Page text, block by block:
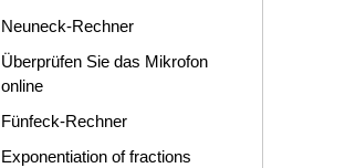
Neuneck-Rechner
Überprüfen Sie das Mikrofon
online
Fünfeck-Rechner
Exponentiation of fractions